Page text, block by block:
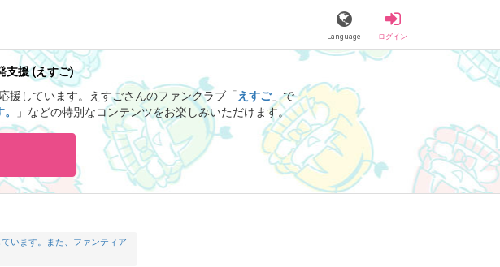
Language ログイン
支援 (えすご)
援しています。 えすごさんのファンクラブ「 えすご」で
」などの特別なコンテンツをお楽しみいただけます。
います。また、ファンティア